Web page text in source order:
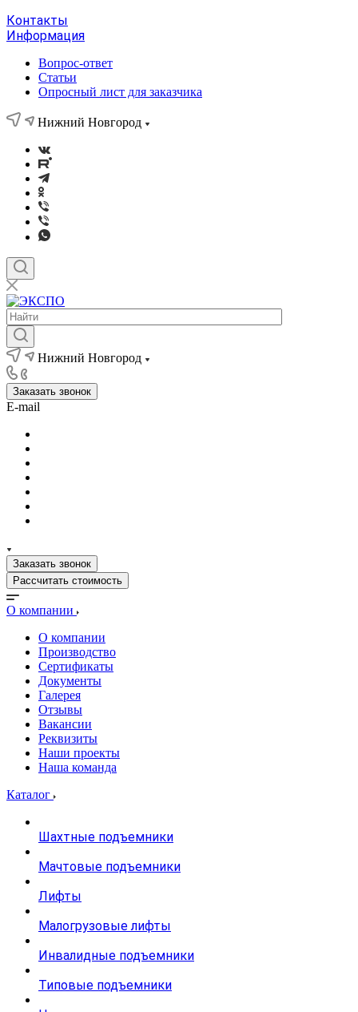
Контакты
Информация
Вопрос-ответ
Статьи
Опросный лист для заказчика
Нижний Новгород
Нижний Новгород
Заказать звонок
E-mail
Заказать звонок
Рассчитать стоимость
О компании
О компании
Производство
Сертификаты
Документы
Галерея
Отзывы
Вакансии
Реквизиты
Наши проекты
Наша команда
Каталог
Шахтные подъемники
Мачтовые подъемники
Лифты
Малогрузовые лифты
Инвалидные подъемники
Типовые подъемники